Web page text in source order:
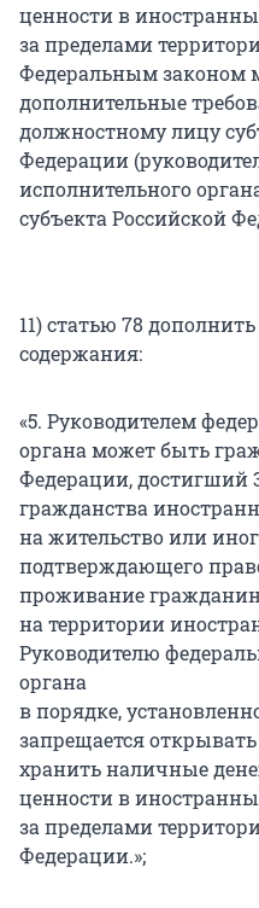
ценности в
за пределами
Федеральным законом
дополнительные
должностному лицу
Федерации
исполнительного
субъекта Российской
11) статью 78
содержания:
«5. Руководителем
органа может быть
Федерации, достигший
гражданства
на жительство или
подтверждающего
проживание
на территории
Руководителю
органа
в порядке,
запрещается
хранить наличные
ценности в
за пределами
Федерации.»;